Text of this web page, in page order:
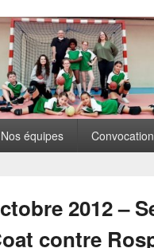
Nos équipes
2012 –
contre